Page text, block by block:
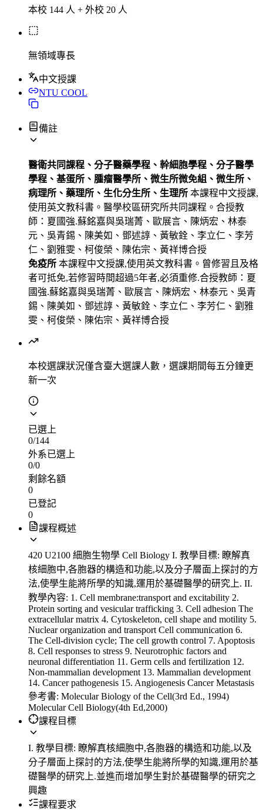
本校 144 人 + 外校 20 人
無領域專長
中文授課
NTU COOL
備註
醫衛共同課程、分子醫藥學程、幹細胞學程、分子醫學
學程、基蛋所、腫瘤醫學所、微生所微免組、微生所、
病理所、藥理所、生化分生所、生理所 本課程中文授課,
使用英文教科書。醫學校區研究所共同課程。合授教
師：夏國強.蘇銘嘉與吳瑞菁、歐展言、陳炳宏、林泰
元、吳青錫、陳美如、鄧述諄、黃敏銓、李立仁、李芳
仁、劉雅雯、柯俊榮、陳佑宗、黃祥博合授
免疫所 本課程中文授課,使用英文教科書。曾修習且及格
者可抵免,若修習時間超過5年者,必須重修.合授教師：夏
國強.蘇銘嘉與吳瑞菁、歐展言、陳炳宏、林泰元、吳青
錫、陳美如、鄧述諄、黃敏銓、李立仁、李芳仁、劉雅
雯、柯俊榮、陳佑宗、黃祥博合授
本校選課狀況僅含臺大選課人數，選課期間每五分鐘更
新一次
已選上
0/144
外系已選上
0/0
剩餘名額
0
已登記
0
課程概述
420 U2100 細胞生物學 Cell Biology I. 教學目標: 瞭解真
核細胞中,各胞器的構造和功能,以及分子層面上探討的方
法,使學生能將所學的知識,運用於基礎醫學的研究上. II.
教學內容: 1. Cell membrane:transport and excitability 2.
Protein sorting and vesicular trafficking 3. Cell adhesion The
extracellular matrix 4. Cytoskeleton, cell shape and motility 5.
Nuclear organization and transport Cell communication 6.
The Cell-division cycle; The cell growth control 7. Apoptosis
8. Cell responses to stress 9. Neurotrophic factors and
neuronal differentiation 11. Germ cells and fertilization 12.
Non-mammalian development 13. Mammalian development
14. Cancer pathogenesis 15. Angiogenesis Cancer Metastasis
參考書: Molecular Biology of the Cell(3rd Ed., 1994)
Molecular Cell Biology(4th Ed,2000)
課程目標
I. 教學目標: 瞭解真核細胞中,各胞器的構造和功能,以及
分子層面上探討的方法,使學生能將所學的知識,運用於基
礎醫學的研究上.並進而增加學生對於基礎醫學的研究之
興趣
課程要求